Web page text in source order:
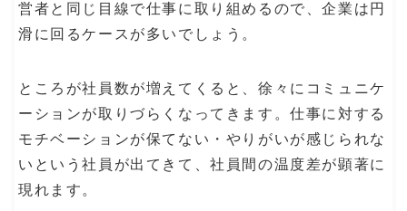
営者と同じ目線で仕事に取り組めるので、企業は円
滑に回るケースが多いでしょう。
ところが社員数が増えてくると、徐々にコミュニケ
ーションが取りづらくなってきます。仕事に対する
モチベーションが保てない・やりがいが感じられな
いという社員が出てきて、社員間の温度差が顕著に
現れます。